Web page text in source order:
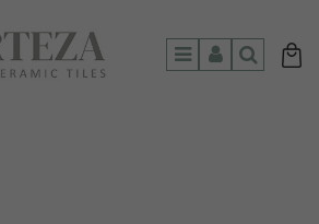
MenuPanelSzukaj